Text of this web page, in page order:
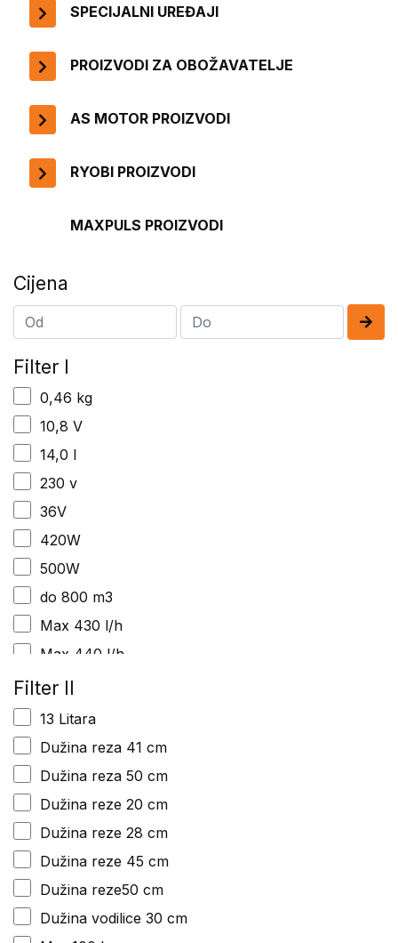
SPECIJALNI UREĐAJI
PROIZVODI ZA OBOŽAVATELJE
AS MOTOR PROIZVODI
RYOBI PROIZVODI
MAXPULS PROIZVODI
Cijena
Filter I
0,46 kg
10,8 V
14,0 l
230 v
36V
420W
500W
do 800 m3
Max 430 l/h
Max 440 l/h
Max 480 l/h
Max 520 l/h
Max 612 l/h
Preporučena bateriija AP 500 S
Snaga 0,65kW/0,9 KS
Snaga 0,75kW/1,0KS
Snaga 1,6kW/2,2 KS
Snaga 15,6kW/21,2KS
Snaga 2,1kW/2,8KS
Snaga 2,2kW/3,0 KS
Filter II
13 Litara
Dužina reza 41 cm
Dužina reza 50 cm
Dužina reze 20 cm
Dužina reze 28 cm
Dužina reze 45 cm
Dužina reze50 cm
Dužina vodilice 30 cm